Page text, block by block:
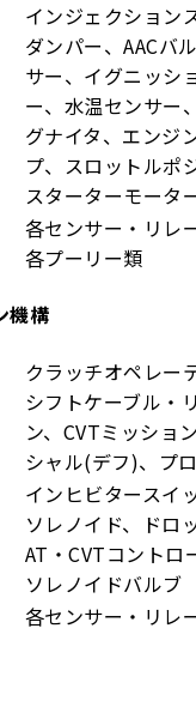
インジェクション
ダンパー、AACバ
サー、イグニッシ
ー、水温センサー
グナイタ、エンジ
プ、スロットルポ
スターターモータ
各センサー・リレ
各プーリー類
機構
クラッチオペレー
シフトケーブル・
ン、CVTミッショ
シャル(デフ)、プ
インヒビタースイ
ソレノイド、ドロ
AT・CVTコントロ
ソレノイドバルブ
各センサー・リレ